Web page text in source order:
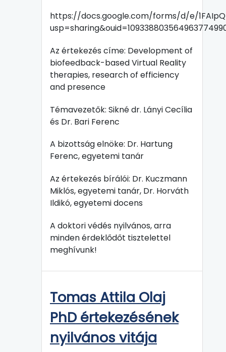
https://docs.google.com/forms/d/e/
Az értekezés címe: Development of
biofeedback-based Virtual Reality
therapies, research of efficiency
and presence
Témavezetők: Sikné dr. Lányi Cecília
és Dr. Bari Ferenc
A bizottság elnöke: Dr. Hartung
Ferenc, egyetemi tanár
Az értekezés bírálói: Dr. Kuczmann
Miklós, egyetemi tanár, Dr. Horváth
Ildikó, egyetemi docens
A doktori védés nyilvános, arra
minden érdeklődőt tisztelettel
meghívunk!
Tomas Attila Olaj
PhD értekezésének
nyilvános vitája